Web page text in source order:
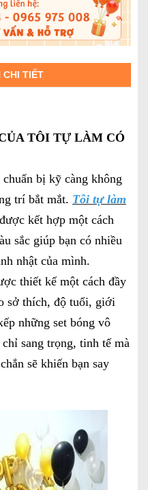
CHI TIẾT
TÔI TỰ LÀM CÓ
bị kỹ càng không
trí bắt mắt. Tôi tự làm
kết hợp một cách
sắc giúp bạn có nhiều
nhật của mình.
thiết kế một cách đầy
sở thích, độ tuổi, giới
những set bóng vô
sang trọng, tinh tế mà
sẽ khiến bạn say